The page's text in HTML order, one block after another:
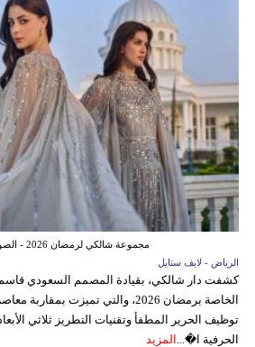
مجموعة شالكي لرمضان 2026 - الصورة من الدار
الرياض - لايف ستايل
كشفت دار شالكي، بقيادة المصمم السعودي
الخاصة برمضان 2026، والتي تميزت
توظيف الحرير المطفأ وتقنيات التطريز ثلاثي
الحرفية ا�... المزيد